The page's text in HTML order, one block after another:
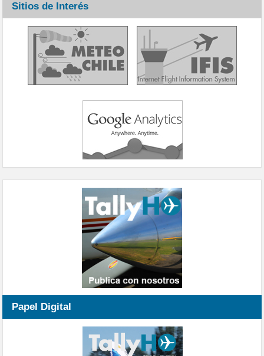
Sitios de Interés
Papel Digital